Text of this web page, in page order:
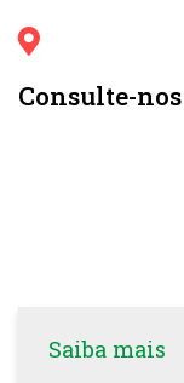
Consulte-nos
Saiba mais